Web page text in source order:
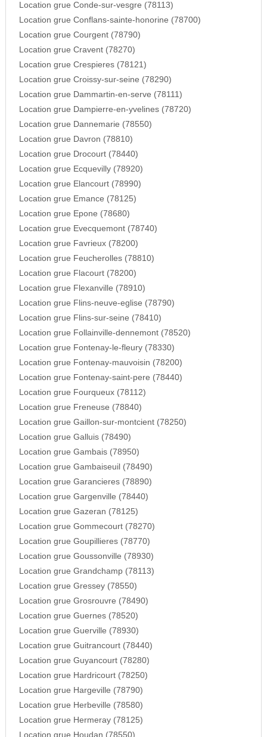
Location grue Conde-sur-vesgre (78113)
Location grue Conflans-sainte-honorine (78700)
Location grue Courgent (78790)
Location grue Cravent (78270)
Location grue Crespieres (78121)
Location grue Croissy-sur-seine (78290)
Location grue Dammartin-en-serve (78111)
Location grue Dampierre-en-yvelines (78720)
Location grue Dannemarie (78550)
Location grue Davron (78810)
Location grue Drocourt (78440)
Location grue Ecquevilly (78920)
Location grue Elancourt (78990)
Location grue Emance (78125)
Location grue Epone (78680)
Location grue Evecquemont (78740)
Location grue Favrieux (78200)
Location grue Feucherolles (78810)
Location grue Flacourt (78200)
Location grue Flexanville (78910)
Location grue Flins-neuve-eglise (78790)
Location grue Flins-sur-seine (78410)
Location grue Follainville-dennemont (78520)
Location grue Fontenay-le-fleury (78330)
Location grue Fontenay-mauvoisin (78200)
Location grue Fontenay-saint-pere (78440)
Location grue Fourqueux (78112)
Location grue Freneuse (78840)
Location grue Gaillon-sur-montcient (78250)
Location grue Galluis (78490)
Location grue Gambais (78950)
Location grue Gambaiseuil (78490)
Location grue Garancieres (78890)
Location grue Gargenville (78440)
Location grue Gazeran (78125)
Location grue Gommecourt (78270)
Location grue Goupillieres (78770)
Location grue Goussonville (78930)
Location grue Grandchamp (78113)
Location grue Gressey (78550)
Location grue Grosrouvre (78490)
Location grue Guernes (78520)
Location grue Guerville (78930)
Location grue Guitrancourt (78440)
Location grue Guyancourt (78280)
Location grue Hardricourt (78250)
Location grue Hargeville (78790)
Location grue Herbeville (78580)
Location grue Hermeray (78125)
Location grue Houdan (78550)